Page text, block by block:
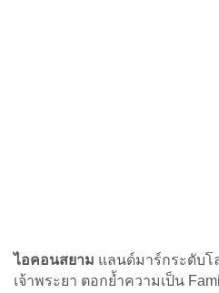
ไอคอนสยาม แลนด์มาร์กระดับโ
เจ้าพระยา ตอกย้ำความเป็น